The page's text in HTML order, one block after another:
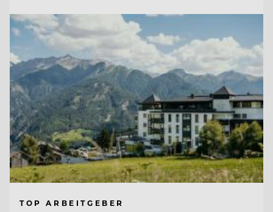
TOP ARBEITGEBER